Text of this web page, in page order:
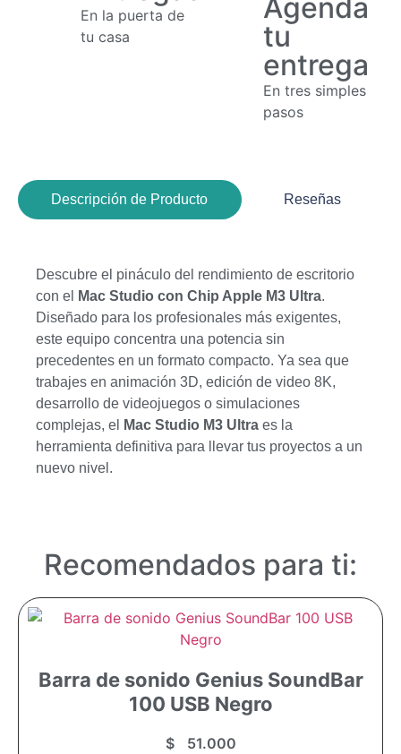
En la puerta de
tu casa
Agenda
tu
entrega
En tres simples
pasos
Descripción de Producto Reseñas
Descubre el pináculo del rendimiento de escritorio
con el
Mac Studio con Chip Apple M3 Ultra.
Diseñado para los profesionales más exigentes,
este equipo concentra una potencia sin
precedentes en un formato compacto. Ya sea que
trabajes en animación 3D, edición de video 8K,
desarrollo de videojuegos o simulaciones
complejas, el
Mac Studio M3 Ultra es la
herramienta definitiva para llevar tus proyectos a un
nuevo nivel.
Recomendados para ti:
Barra de sonido Genius SoundBar
100 USB Negro
$51.000